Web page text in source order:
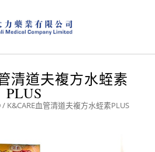
清道夫複方水蛭素
PLUS
/ K&CARE血管清道夫複方水蛭素PLUS